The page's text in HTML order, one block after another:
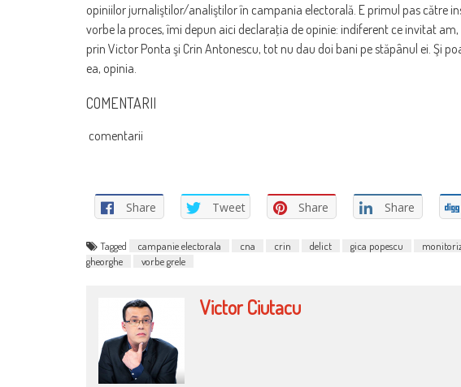
opiniilor jurnaliştilor/analiştilor în campania electorală. E primul pas către
vorbe la proces, îmi depun aici declaraţia de opinie: indiferent ce invitat am,
prin Victor Ponta şi Crin Antonescu, tot nu dau doi bani pe stăpânul ei. Şi
ea, opinia.
COMENTARII
comentarii
Share Tweet Share Share
Tagged campanie electorala cna crin delict gica popescu
gheorghe
vorbe grele
Victor Ciutacu